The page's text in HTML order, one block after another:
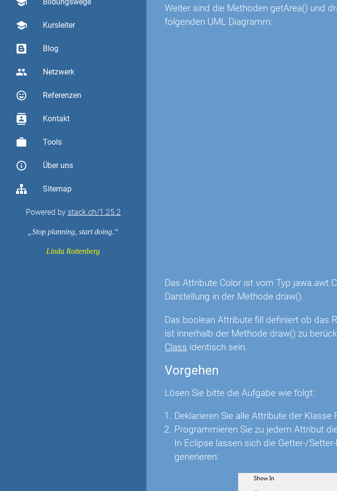
school Kursleiter
Blog
group Netzwerk
sentiment_very_satisfied Referenzen
contacts Kontakt
work Tools
info_outline Über uns
Sitemap
Powered by stack.ch/1.25.2
Stop planning, start doing.
Linda Rottenberg
Weiter sind die Methoden getArea() und
folgenden UML Diagramm:
Das Attribute Color ist vom Typ
Darstellung in der Methode draw().
Das boolean Attribute fill definiert ob das
ist innerhalb der Methode draw() zu
Class identisch sein.
Vorgehen
Lösen Sie bitte die Aufgabe wie folgt:
Deklarieren Sie alle Attribute der Klasse
Programmieren Sie zu jedem Attribut
In Eclipse lassen sich die Getter-/
generieren: